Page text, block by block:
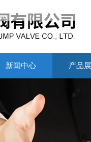
新闻中心 产品